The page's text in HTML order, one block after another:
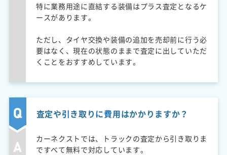
特に業務用途に直結する装備はプラス査定となるケ
ースがあります。
ただし、タイヤ交換や装備の追加を売却前に行う必
要はなく、現在の状態のままで査定に出していただ
くことをおすすめしています。
査定や引き取りに費用はかかりますか？
カーネクストでは、トラックの査定から引き取りま
ですべて無料で対応しています。